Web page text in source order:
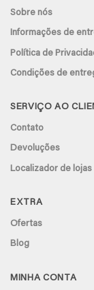
Sobre nós
Informações de
Política de
Condições de
SERVIÇO AO
Contato
Devoluções
Localizador de lojas
EXTRA
Ofertas
Blog
MINHA CONTA